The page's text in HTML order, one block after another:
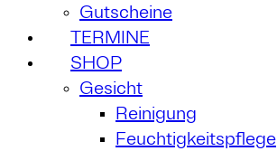
Gutscheine
TERMINE
SHOP
Gesicht
Reinigung
Feuchtigkeitspflege